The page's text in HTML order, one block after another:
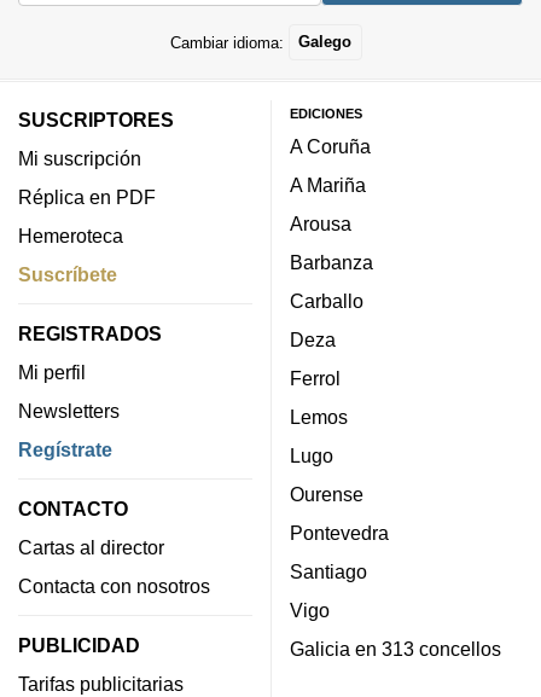
Cambiar idioma: Galego
SUSCRIPTORES
Mi suscripción
Réplica en PDF
Hemeroteca
Suscríbete
REGISTRADOS
Mi perfil
Newsletters
Regístrate
CONTACTO
Cartas al director
Contacta con nosotros
PUBLICIDAD
Tarifas publicitarias
EDICIONES
A Coruña
A Mariña
Arousa
Barbanza
Carballo
Deza
Ferrol
Lemos
Lugo
Ourense
Pontevedra
Santiago
Vigo
Galicia en 313 concellos